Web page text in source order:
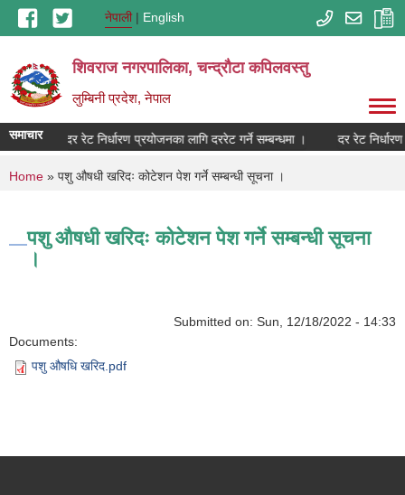
Skip to main contentनेपाली English
शिवराज नगरपालिका, चन्द्राैटा कपिलवस्तु
लुम्बिनी प्रदेश, नेपाल
समाचार दर रेट निर्धारण प्रयोजनका लागि दररेट गर्ने सम्बन्धमा । दर रेट
You are here
Home » पशु औषधी खरिदः कोटेशन पेश गर्ने सम्बन्धी सूचना ।
पशु औषधी खरिदः कोटेशन पेश गर्ने सम्बन्धी सूचना
।
Submitted on: Sun, 12/18/2022 - 14:33
Documents:
पशु औषधि खरिद.pdf